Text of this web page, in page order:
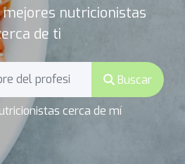
nutricionistas
de ti
Buscar
cerca de mí